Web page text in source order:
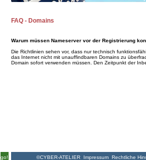
go!
FAQ - Domains
Warum müssen Nameserver vor der Registrierung
Die Richtlinien sehen vor, dass nur technisch
das Internet nicht mit unauffindbaren Domains zu
Domain sofort verwenden müssen. Den Zeitpunkt der
©CYBER-ATELIER Impressum Rechtliche